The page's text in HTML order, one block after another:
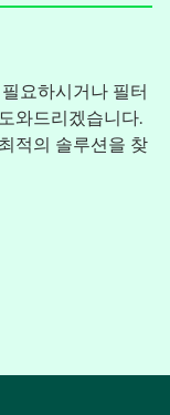
요하시거나 필터
와드리겠습니다.
적의 솔루션을 찾